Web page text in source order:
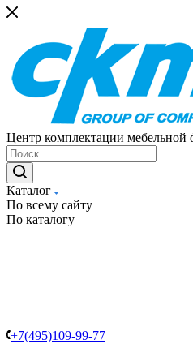
Центр комплектации мебельной
Каталог
По всему сайту
По каталогу
+7(495)109-99-77